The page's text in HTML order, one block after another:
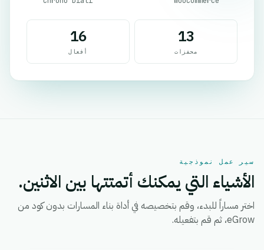
13
محفزات
16
أفعال
سير عمل نموذجية
الأشياء التي يمكنك أتمتتها بين الاثنين.
اختر مساراً للبدء، وقم بتخصيصه في أداة بناء المسارات بدون كود من
eGrow، ثم قم بتفعيله.